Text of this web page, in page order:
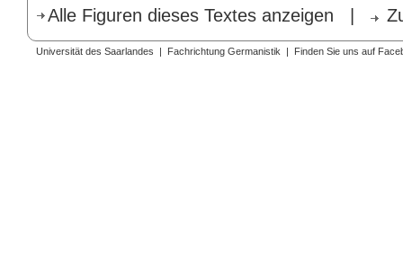
Alle Figuren dieses Textes anzeigen
Universität des Saarlandes | Fachrichtung Germanistik | Finden Sie uns auf